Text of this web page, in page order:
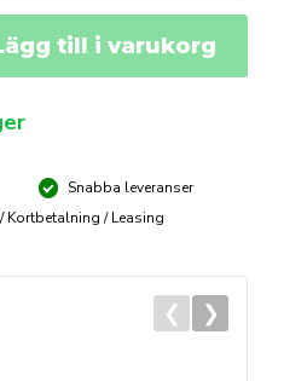
till i varukorg
Snabba leveranser
Kortbetalning / Leasing
❮ ❯